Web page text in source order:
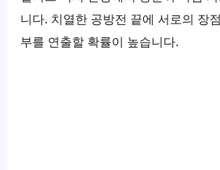
니다. 치열한 공방전 끝에 서로의 장
부를 연출할 확률이 높습니다.